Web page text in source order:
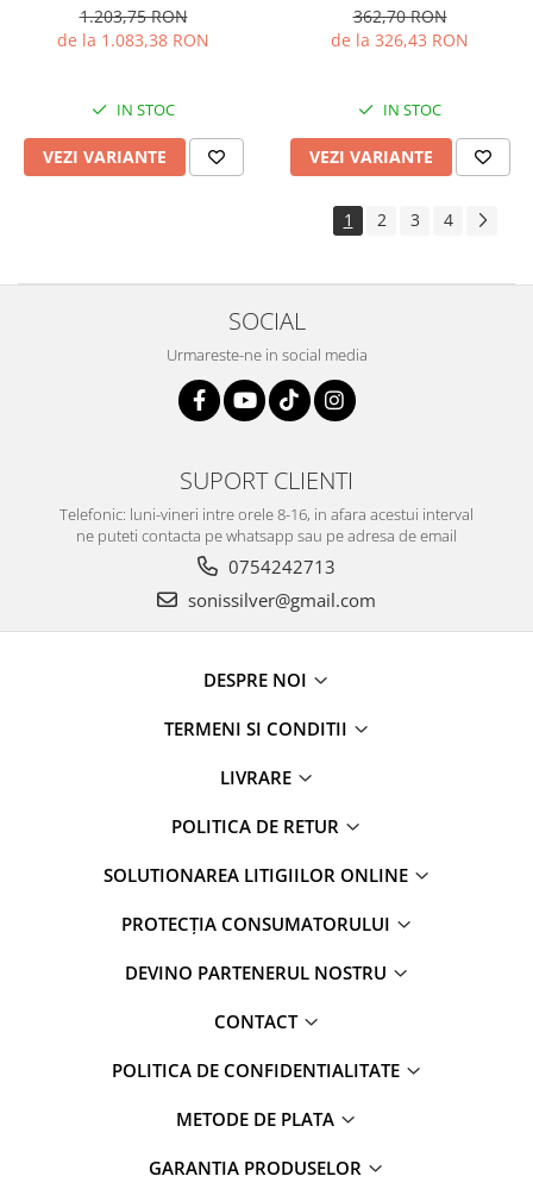
1.203,75 RON
de la 1.083,38 RON
IN STOC
VEZI VARIANTE
362,70 RON
de la 326,43 RON
IN STOC
VEZI VARIANTE
1 2 3 4
SOCIAL
Urmareste-ne in social media
SUPORT CLIENTI
Telefonic: luni-vineri intre orele 8-16, in afara acestui interval
ne puteti contacta pe whatsapp sau pe adresa de email
0754242713
sonissilver@gmail.com
DESPRE NOI
TERMENI SI CONDITII
LIVRARE
POLITICA DE RETUR
SOLUTIONAREA LITIGIILOR ONLINE
PROTECȚIA CONSUMATORULUI
DEVINO PARTENERUL NOSTRU
CONTACT
POLITICA DE CONFIDENTIALITATE
METODE DE PLATA
GARANTIA PRODUSELOR